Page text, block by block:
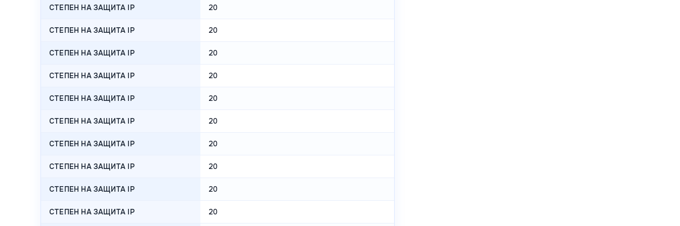
СТЕПЕН НА ЗАЩИТА IP 20
СТЕПЕН НА ЗАЩИТА IP 20
СТЕПЕН НА ЗАЩИТА IP 20
СТЕПЕН НА ЗАЩИТА IP 20
СТЕПЕН НА ЗАЩИТА IP 20
СТЕПЕН НА ЗАЩИТА IP 20
СТЕПЕН НА ЗАЩИТА IP 20
СТЕПЕН НА ЗАЩИТА IP 20
СТЕПЕН НА ЗАЩИТА IP 20
СТЕПЕН НА ЗАЩИТА IP 20